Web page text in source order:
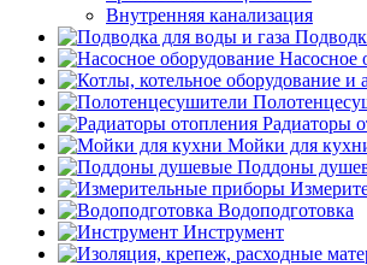
Внутренняя канализация
Насосное
Радиаторы
Мойки для
Поддоны
Водоподготовка
Инструмент